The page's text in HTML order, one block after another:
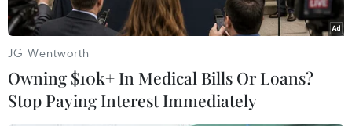
Ông bà Bill Clinton và Hillary Clinton vui đùa với cháu gái.
JG Wentworth
Owning $10k+ In Medical Bills Or Loans?
Stop Paying Interest Immediately